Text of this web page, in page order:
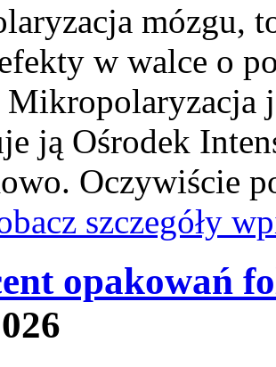
mózgu,
w walce o
Mikropolaryzacja
ją Ośrodek
Oczywiście
szczegóły
opakowań